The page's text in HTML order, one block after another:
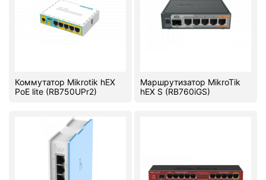
Коммутатор Mikrotik hEX
PoE lite (RB750UPr2)
Маршрутизатор MikroTik
hEX S (RB760iGS)